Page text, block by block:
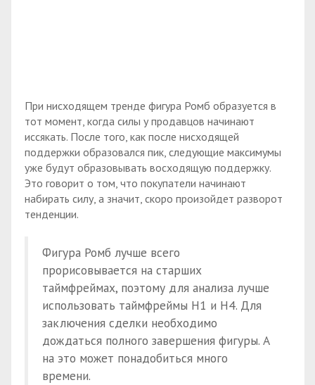
При нисходящем тренде фигура Ромб образуется в
тот момент, когда силы у продавцов начинают
иссякать. После того, как после нисходящей
поддержки образовался пик, следующие максимумы
уже будут образовывать восходящую поддержку.
Это говорит о том, что покупатели начинают
набирать силу, а значит, скоро произойдет разворот
тенденции.
Фигура Ромб лучше всего
прорисовывается на старших
таймфреймах, поэтому для анализа лучше
использовать таймфреймы Н1 и Н4. Для
заключения сделки необходимо
дождаться полного завершения фигуры. А
на это может понадобиться много
времени.